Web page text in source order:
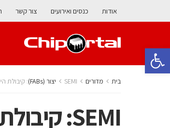
פתח סרגל נגישות
אודות כנסים ואירועים צור קשר
בית מדורים SEMI: קיבולת הייצור של 20 מ”מ תזנק ב-21% כדי למתן את חוסר האיזון בין הביקוש להיצע